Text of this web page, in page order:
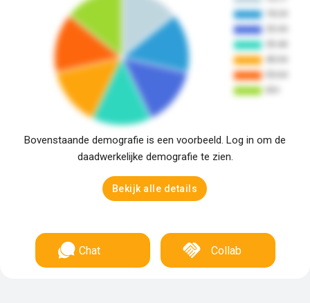
Bovenstaande demografie is een voorbeeld. Log in om de
daadwerkelijke demografie te zien.
Bekijk alle details
Chat Collab